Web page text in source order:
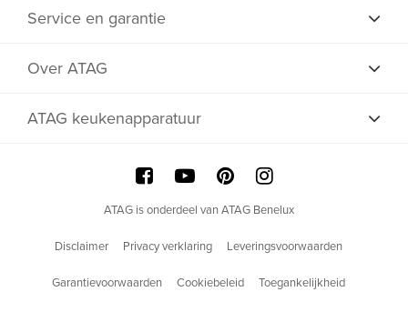
Service en garantie
Over ATAG
ATAG keukenapparatuur
ATAG is onderdeel van ATAG Benelux
Disclaimer Privacy verklaring Leveringsvoorwaarden
Garantievoorwaarden Cookiebeleid Toegankelijkheid